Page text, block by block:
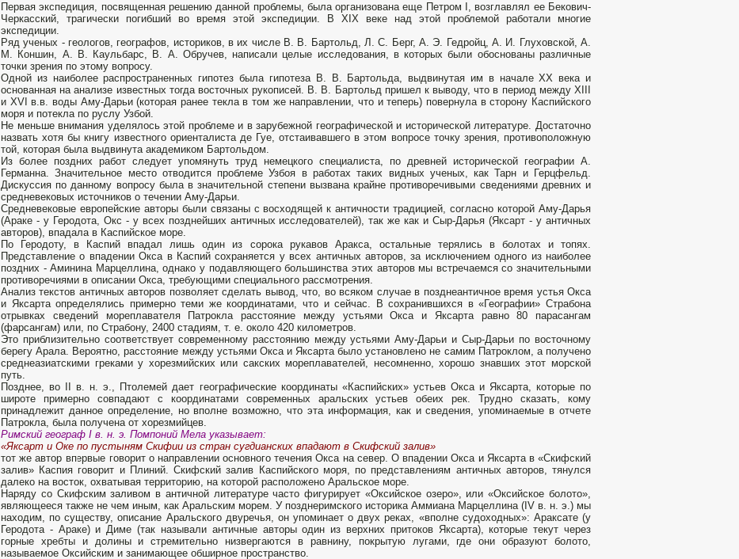
Первая экспедиция, посвященная ре­шению данной проблемы, была организована еще Петром I, возглав­лял ее Бекович-
Черкасский, трагически погибший во время этой экспе­диции. В XIX веке над этой проблемой работали многие
экспедиции.
Ряд ученых - геологов, географов, историков, в их числе В. В. Бартольд, Л. С. Берг, А. Э. Гедройц, А. И. Глуховской, А.
М. Коншин, А. В. Каульбарс, В. А. Обручев, написали целые исследования, в которых были обоснованы различные
точки зрения по этому вопросу.
Одной из наиболее распространенных гипотез была гипотеза В. В. Бартольда, выдвинутая им в начале XX века и
основанная на ана­лизе известных тогда восточных рукописей. В. В. Бартольд пришел к вы­воду, что в период между XIII
и XVI в.в. воды Аму-Дарьи (которая ранее текла в том же направлении, что и теперь) повернула в сторону Каспийского
моря и потекла по руслу Узбой.
Не меньше внимания уделялось этой проблеме и в зарубежной гео­графической и исторической литературе. Достаточно
назвать хотя бы книгу известного ориенталиста де Гуе, отстаивавшего в этом вопросе точку зрения, противоположную
той, которая была выдвинута академи­ком Бартольдом.
Из более поздних работ следует упомянуть труд не­мецкого специалиста, по древней исторической географии А.
Германна. Значительное место отводится проблеме Узбоя в работах таких видных ученых, как Тарн и Герцфельд.
Дискуссия по данному вопросу была в значительной степени вызвана крайне противоречивыми сведениями древних и
средневековых источников о течении Аму-Дарьи.
Средневе­ковые европейские авторы были связаны с восходящей к античности традицией, согласно которой Аму-Дарья
(Араке - у Геродота, Окс - у всех позднейших античных исследователей), так же как и Сыр-Дарья (Яксарт - у античных
авторов), впадала в Каспийское море.
По Геродоту, в Каспий впадал лишь один из сорока рукавов Аракса, остальные терялись в болотах и топях.
Представление о впадении Окса в Каспий сохраняется у всех античных авторов, за исключением одного из наиболее
поздних - Аминина Марцеллина, однако у подавляющего большинства этих авторов мы встречаемся со значи­тельными
противоречиями в описании Окса, требующими специального рассмотрения.
Анализ текстов античных авторов позволяет сделать вывод, что, во всяком случае в позднеантичное время устья Окса
и Яксарта определя­лись примерно теми же координатами, что и сейчас. В сохранившихся в «Географии» Страбона
отрывках сведений мореплавателя Патрокла расстояние между устьями Окса и Яксарта равно 80 парасангам
(фарсангам) или, по Страбону, 2400 стадиям, т. е. около 420 километров.
Это при­близительно соответствует современному расстоянию между устьями Аму-Дарьи и Сыр-Дарьи по восточному
берегу Арала. Вероятно, рас­стояние между устьями Окса и Яксарта было установлено не самим Патроклом, а получено
среднеазиатскими греками у хорезмийских или сакских мореплавателей, несомненно, хорошо знавших этот морской
путь.
Позднее, во II в. н. э., Птолемей дает географические координаты «Каспийских» устьев Окса и Яксарта, которые по
широте примерно совпа­дают с координатами современных аральских устьев обеих рек. Труд­но сказать, кому
принадлежит данное определение, но вполне возможно, что эта информация, как и сведения, упоминаемые в отчете
Патрокла, была получена от хорезмийцев.
Римский географ I в. н. э. Помпоний Мела указывает:
«Яксарт и Оке по пустыням Скифии из стран сугдианских впадают в Скифский залив»
тот же автор впервые говорит о направлении основного течения Окса на север. О впадении Окса и Яксарта в «Скифский
залив» Каспия говорит и Плиний. Скифский залив Каспийского моря, по представлениям античных авторов, тянулся
далеко на восток, охватывая территорию, на которой расположено Аральское море.
Наряду со Скифским заливом в античной литературе часто фигурирует «Оксийское озеро», или «Оксийское бо­лото»,
являющееся также не чем иным, как Аральским морем. У позд­неримского историка Аммиана Марцеллина (IV в. н. э.) мы
находим, по существу, описание Аральского двуречья, он упоминает о двух реках, «вполне судоходных»: Араксате (у
Геродота - Араке) и Диме (так на­зывали античные авторы один из верхних притоков Яксарта), которые текут через
горные хребты и долины и стремительно низвергаются в равнину, покрытую лугами, где они образуют болото,
называемое Оксийским и занимающее обширное пространство.